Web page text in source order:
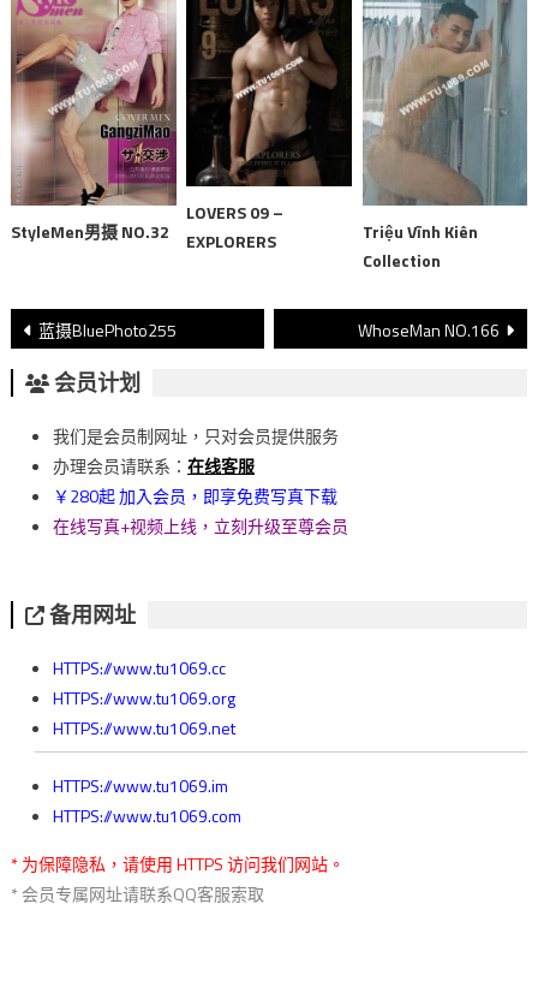
StyleMen男摄 NO.32
LOVERS 09 –
EXPLORERS
Triệu Vĩnh Kiên
Collection
文
章
導
覽
蓝摄BluePhoto255 WhoseMan NO.166
会员计划
我们是会员制网址，只对会员提供服务
办理会员请联系： 在线客服
￥280起 加入会员，即享免费写真下载
在线写真+视频上线，立刻升级至尊会员
备用网址
HTTPS://www.tu1069.cc
HTTPS://www.tu1069.org
HTTPS://www.tu1069.net
HTTPS://www.tu1069.im
HTTPS://www.tu1069.com
* 为保障隐私，请使用 HTTPS 访问我们网站。
* 会员专属网址请联系QQ客服索取